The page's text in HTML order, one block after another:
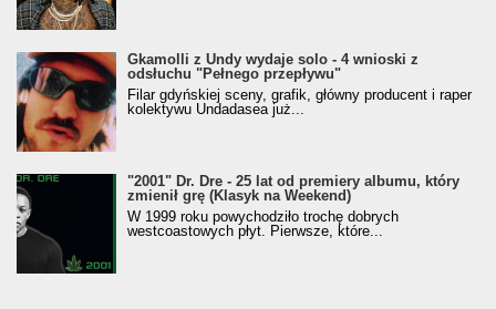
Gkamolli z Undy wydaje solo - 4 wnioski z
odsłuchu "Pełnego przepływu"
Filar gdyńskiej sceny, grafik, główny producent i raper
kolektywu Undadasea już...
"2001" Dr. Dre - 25 lat od premiery albumu, który
zmienił grę (Klasyk na Weekend)
W 1999 roku powychodziło trochę dobrych
westcoastowych płyt. Pierwsze, które...